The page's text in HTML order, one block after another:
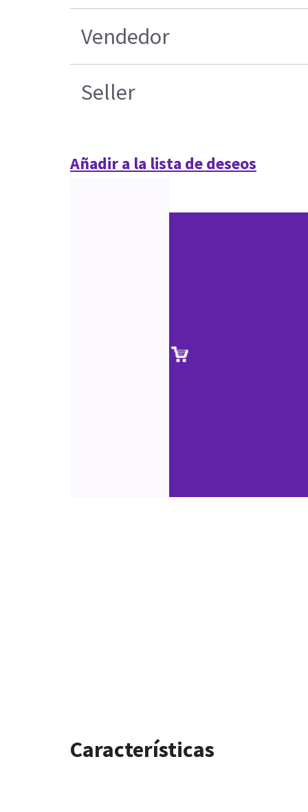
Vendedor
Seller
Añadir a la lista de deseos
Características